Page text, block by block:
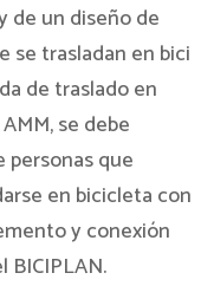
de un diseño de
se trasladan en bici
de traslado en
se debe
que
en bicicleta con
y conexión
BICIPLAN.